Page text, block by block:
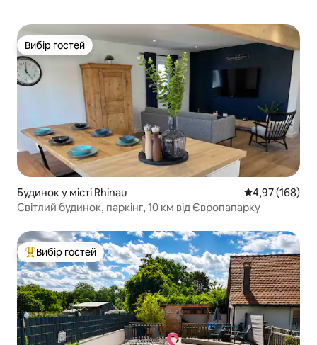
Вибір гостей
Вибір гостей
Будинок у місті Rhinau Середня
4,97 (168)
Світлий будинок, паркінг, 10 км від Європапарку
Топ вибір гостей
Вибір гостей